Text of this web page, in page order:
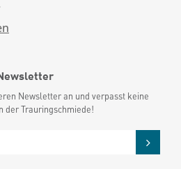
Newsletter an und verpasst keine
der Trauringschmiede!